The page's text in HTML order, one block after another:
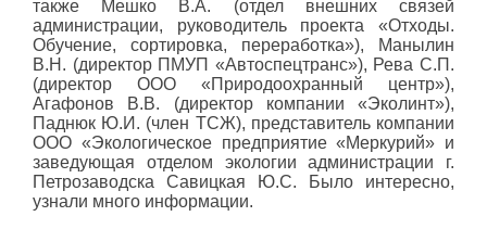
также Мешко В.А. (отдел внешних связей
администрации, руководитель проекта «Отходы.
Обучение, сортировка, переработка»), Манылин
В.Н. (директор ПМУП «Автоспецтранс»), Рева С.П.
(директор ООО «Природоохранный центр»),
Агафонов В.В. (директор компании «Эколинт»),
Паднюк Ю.И. (член ТСЖ), представитель компании
ООО «Экологическое предприятие «Меркурий» и
заведующая отделом экологии администрации г.
Петрозаводска Савицкая Ю.С. Было интересно,
узнали много информации.